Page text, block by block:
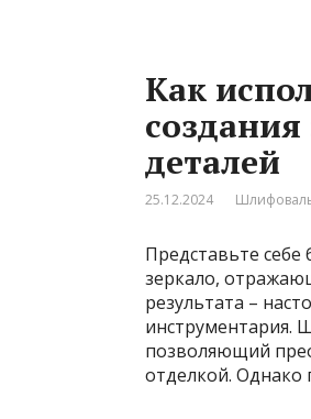
Как
деталей
25.12.2024
Представьте
зеркало,
результата –
инструментария.
позволяющий
отделкой. Однако